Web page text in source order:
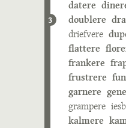
3
datere
doublere
driefvere
flattere
frankere
frustrere
garnere
grampere
kalmere